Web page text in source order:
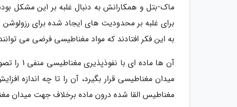
ماک-بتل و همکارانش به دنبال غلبه بر این مشکل
برای غلبه بر محدودیت های ایجاد شده برای
به این فکر افتادند که مواد مغناطیسی فرضی می
آن ها
مغناطیس القا شده درون ماده برخلاف جهت میدان